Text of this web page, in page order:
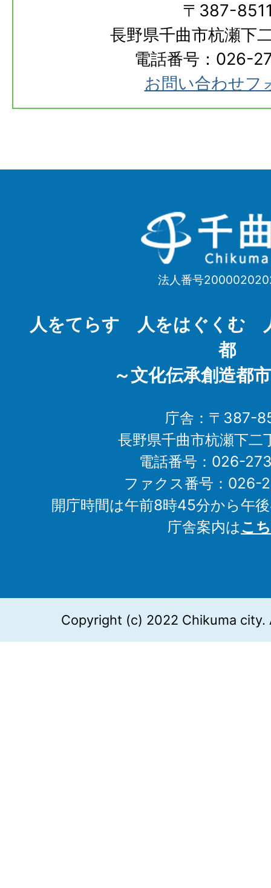
〒387-
長野県千曲市杭瀬下
電話番号：026-
お問い合わせフ
千
曲
Chikuma
法人番号
人をてらす 人をはぐくむ
都
～文化伝承創造都
庁舎：〒387-
長野県千曲市杭瀬下二
電話番号：026-
ファクス番号：026-
開庁時間は午前8時45分から午
庁舎案内はこ
Copyright (c) 2022 Chikuma city.